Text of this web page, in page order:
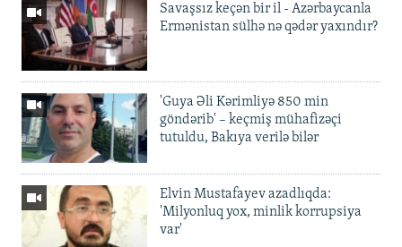
Savaşsız keçən bir il - Azərbaycanla
Ermənistan sülhə nə qədər yaxındır?
'Guya Əli Kərimliyə 850 min
göndərib' – keçmiş mühafizəçi
tutuldu, Bakıya verilə bilər
Elvin Mustafayev azadlıqda:
'Milyonluq yox, minlik korrupsiya
var'